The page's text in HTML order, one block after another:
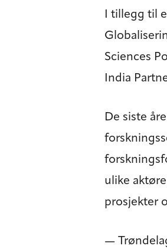
I tillegg til
Sciences
India
De siste
ulike
prosjekter
—